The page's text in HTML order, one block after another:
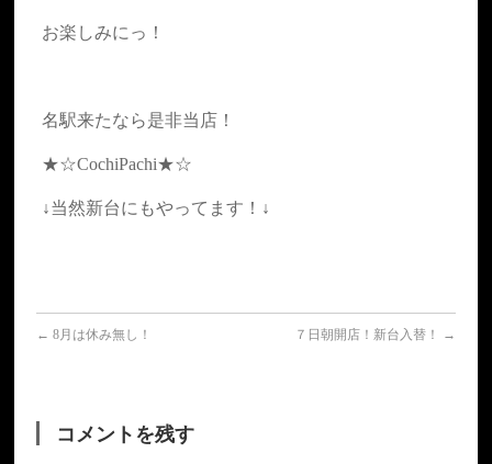
お楽しみにっ！
名駅来たなら是非当店！
★☆CochiPachi★☆
↓当然新台にもやってます！↓
← 8月は休み無し！ ７日朝開店！新台入替！ →
コメントを残す